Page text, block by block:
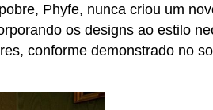
Phyfe, nunca criou um
os designs ao estilo
conforme demonstrado no